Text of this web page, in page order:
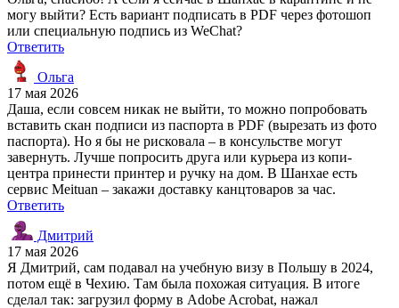
могу выйти? Есть вариант подписать в PDF через фотошоп
или специальную подпись из WeChat?
Ответить
Ольга
17 мая 2026
Даша, если совсем никак не выйти, то можно попробовать
вставить скан подписи из паспорта в PDF (вырезать из фото
паспорта). Но я бы не рисковала – в консульстве могут
завернуть. Лучше попросить друга или курьера из копи-
центра принести принтер и ручку на дом. В Шанхае есть
сервис Meituan – закажи доставку канцтоваров за час.
Ответить
Дмитрий
17 мая 2026
Я Дмитрий, сам подавал на учебную визу в Польшу в 2024,
потом ещё в Чехию. Там была похожая ситуация. В итоге
сделал так: загрузил форму в Adobe Acrobat, нажал